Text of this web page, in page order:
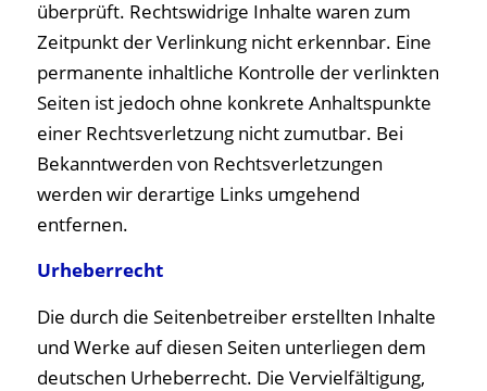
überprüft. Rechtswidrige Inhalte waren zum
Zeitpunkt der Verlinkung nicht erkennbar. Eine
permanente inhaltliche Kontrolle der verlinkten
Seiten ist jedoch ohne konkrete Anhaltspunkte
einer Rechtsverletzung nicht zumutbar. Bei
Bekanntwerden von Rechtsverletzungen
werden wir derartige Links umgehend
entfernen.
Urheberrecht
Die durch die Seitenbetreiber erstellten Inhalte
und Werke auf diesen Seiten unterliegen dem
deutschen Urheberrecht. Die Vervielfältigung,